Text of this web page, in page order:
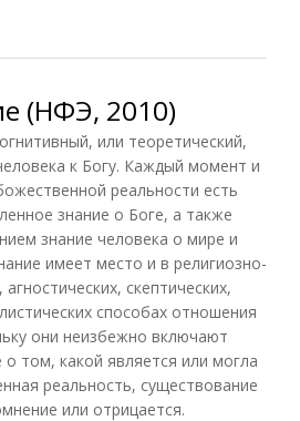
(НФЭ, 2010)
или теоретический,
к Богу. Каждый момент и
реальности есть
знание о Боге, а также
знание человека о мире и
имеет место и в религиозно-
скептических,
способах отношения
они неизбежно включают
о том, какой является или могла
реальность, существование
или отрицается.